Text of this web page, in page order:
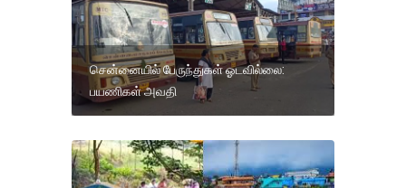
சென்னையில் பேருந்துகள் ஓடவில்லை:
பயணிகள் அவதி